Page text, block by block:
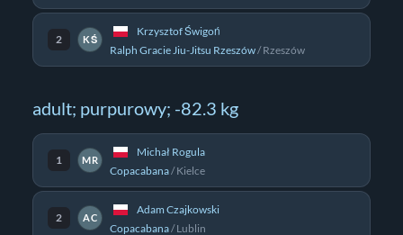
2 KŚ
Krzysztof Świgoń
Ralph Gracie Jiu-Jitsu Rzeszów/Rzeszów
adult; purpurowy; -82.3 kg
1 MR
Michał Rogula
Copacabana/Kielce
2 AC
Adam Czajkowski
Copacabana/Lublin